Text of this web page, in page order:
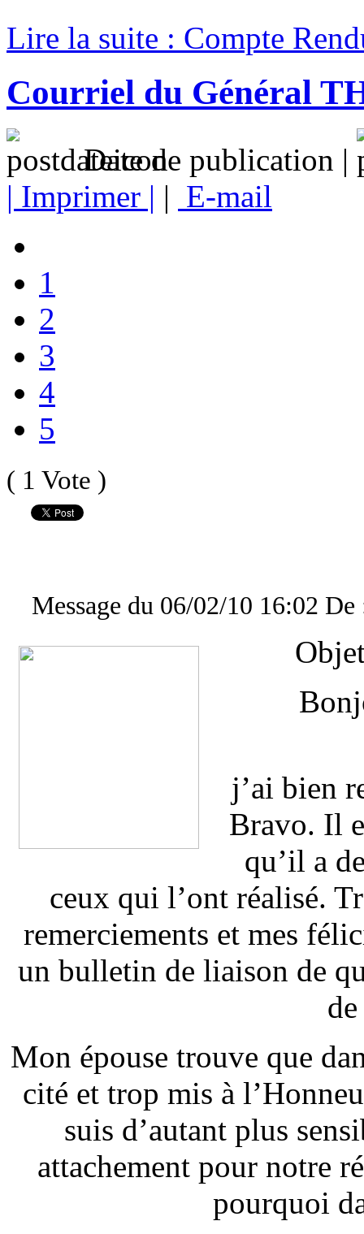
Lire la suite : Compte
Courriel du Général
Date de publication |
| Imprimer | | E-mail
1
2
3
4
5
( 1 Vote )
Message du 06/02/10 16:02
j’ai bien
Bravo. Il
qu’il a
ceux qui l’ont réalisé.
remerciements et mes
un bulletin de liaison de
Mon épouse trouve que
cité et trop mis à
suis d’autant plus
attachement pour notre
pourquoi